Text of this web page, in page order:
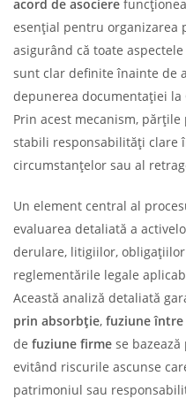
acord de asociere
esențial pentru organizarea
asigurând că toate
sunt clar definite înainte de
depunerea documentației la
Prin acest mecanism,
stabili responsabilități clare
circumstanțelor sau al
Un element central al
evaluarea detaliată a
derulare, litigiilor,
reglementările legale
Această analiză detaliată
prin absorbție, fuziune
de fuziune firme se
evitând riscurile ascunse
patrimoniul sau